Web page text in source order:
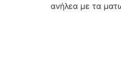
ανήλεα με τα